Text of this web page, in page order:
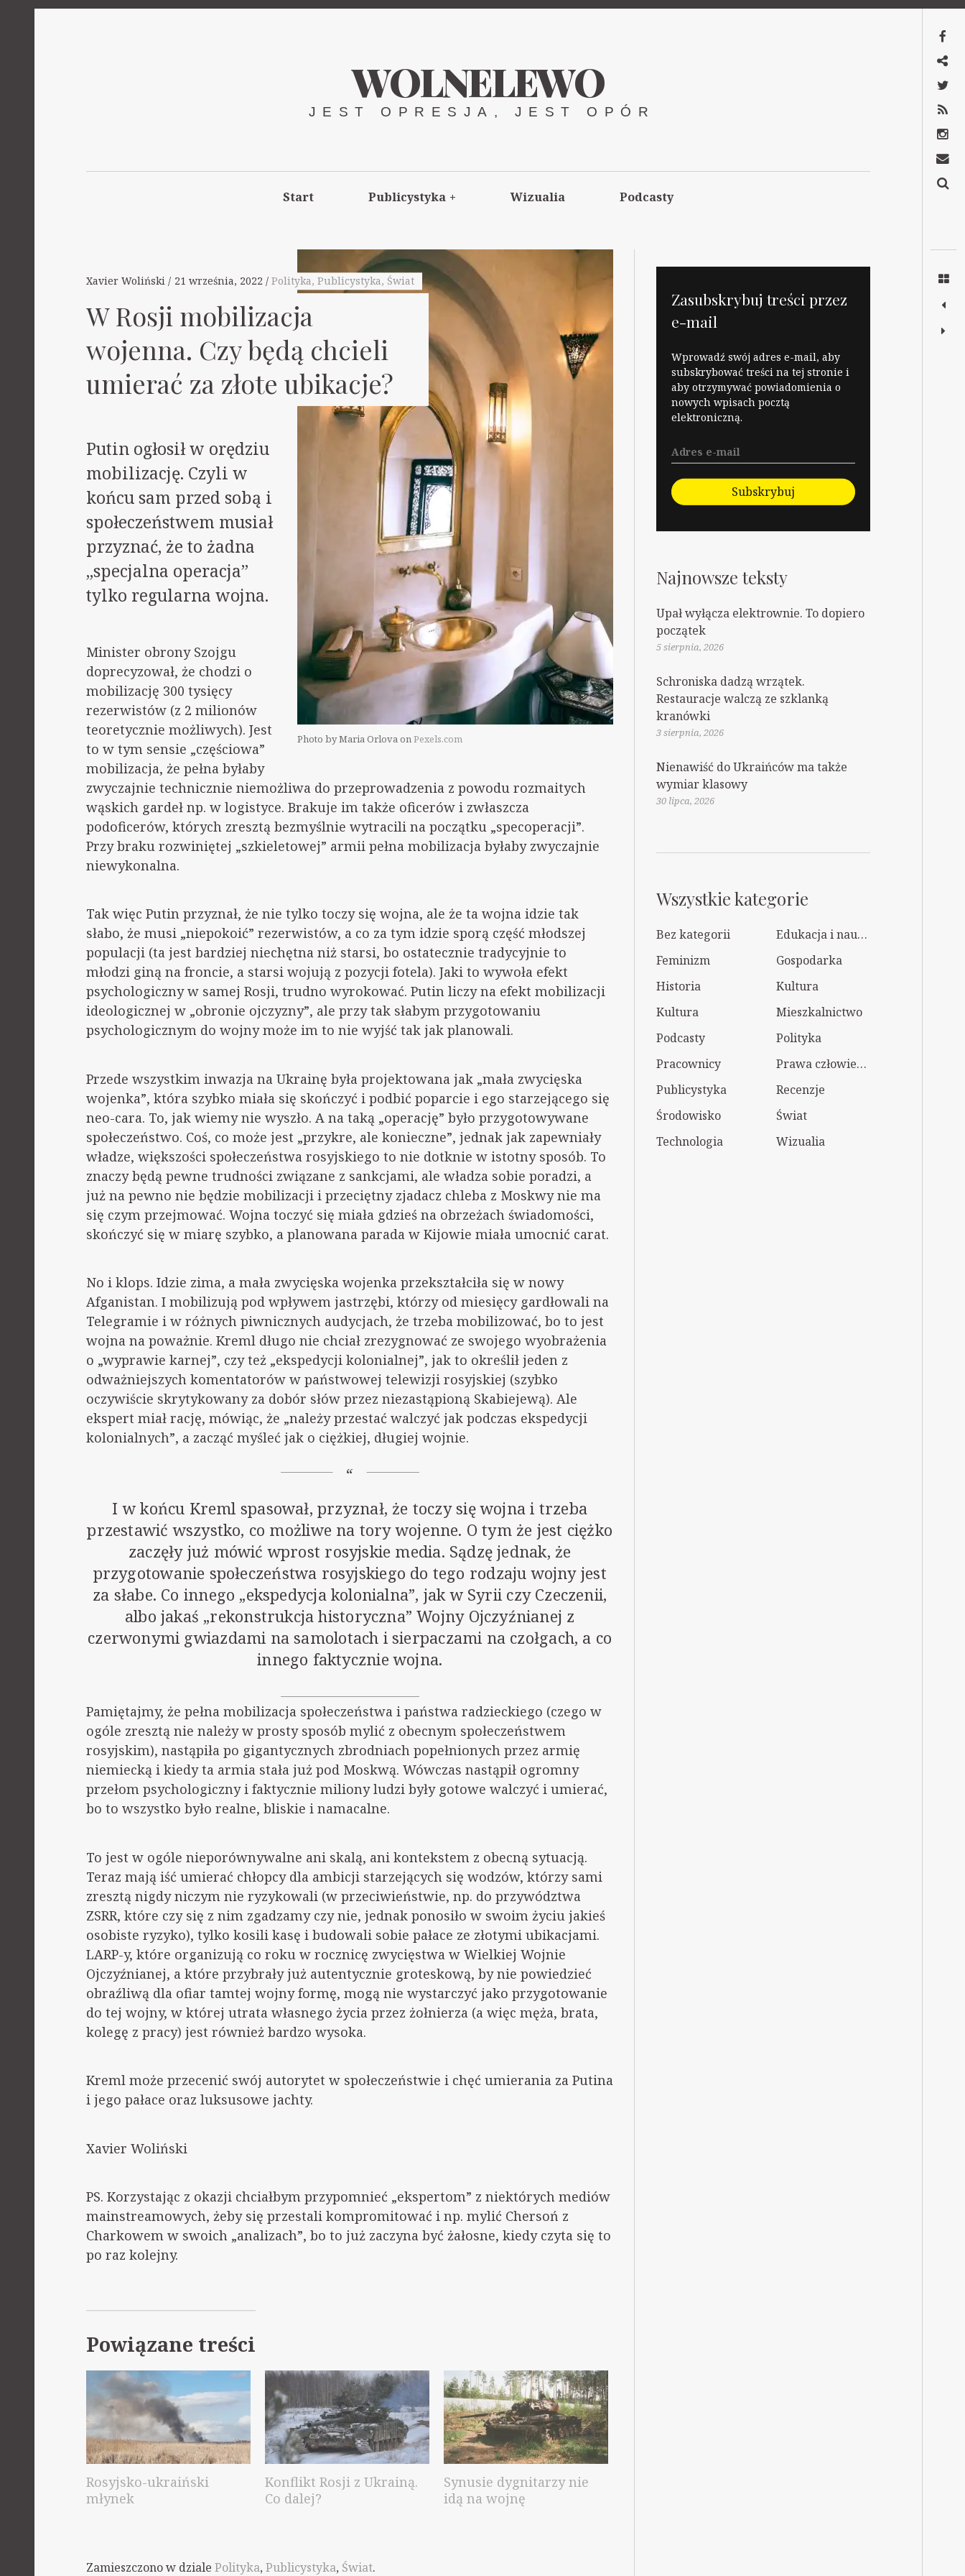
WOLNELEWO
JEST OPRESJA, JEST OPÓR
Start Publicystyka + Wizualia Podcasty
Xavier Woliński 21 września, 2022 Polityka, Publicystyka, Świat
W Rosji mobilizacja
wojenna. Czy będą chcieli
umierać za złote ubikacje?
Photo by Maria Orlova onPexels.com
Putin ogłosił w orędziu
mobilizację. Czyli w
końcu sam przed sobą i
społeczeństwem musiał
przyznać, że to żadna
„specjalna operacja”
tylko regularna wojna.
Minister obrony Szojgu
doprecyzował, że chodzi o
mobilizację 300 tysięcy
rezerwistów (z 2 milionów
teoretycznie możliwych). Jest
to w tym sensie „częściowa”
mobilizacja, że pełna byłaby
zwyczajnie technicznie niemożliwa do przeprowadzenia z powodu rozmaitych
wąskich gardeł np. w logistyce. Brakuje im także oficerów i zwłaszcza
podoficerów, których zresztą bezmyślnie wytracili na początku „specoperacji”.
Przy braku rozwiniętej „szkieletowej” armii pełna mobilizacja byłaby zwyczajnie
niewykonalna.
Tak więc Putin przyznał, że nie tylko toczy się wojna, ale że ta wojna idzie tak
słabo, że musi „niepokoić” rezerwistów, a co za tym idzie sporą część młodszej
populacji (ta jest bardziej niechętna niż starsi, bo ostatecznie tradycyjnie to
młodzi giną na froncie, a starsi wojują z pozycji fotela). Jaki to wywoła efekt
psychologiczny w samej Rosji, trudno wyrokować. Putin liczy na efekt mobilizacji
ideologicznej w „obronie ojczyzny”, ale przy tak słabym przygotowaniu
psychologicznym do wojny może im to nie wyjść tak jak planowali.
Przede wszystkim inwazja na Ukrainę była projektowana jak „mała zwycięska
wojenka”, która szybko miała się skończyć i podbić poparcie i ego starzejącego się
neo-cara. To, jak wiemy nie wyszło. A na taką „operację” było przygotowywane
społeczeństwo. Coś, co może jest „przykre, ale konieczne”, jednak jak zapewniały
władze, większości społeczeństwa rosyjskiego to nie dotknie w istotny sposób. To
znaczy będą pewne trudności związane z sankcjami, ale władza sobie poradzi, a
już na pewno nie będzie mobilizacji i przeciętny zjadacz chleba z Moskwy nie ma
się czym przejmować. Wojna toczyć się miała gdzieś na obrzeżach świadomości,
skończyć się w miarę szybko, a planowana parada w Kijowie miała umocnić carat.
No i klops. Idzie zima, a mała zwycięska wojenka przekształciła się w nowy
Afganistan. I mobilizują pod wpływem jastrzębi, którzy od miesięcy gardłowali na
Telegramie i w różnych piwnicznych audycjach, że trzeba mobilizować, bo to jest
wojna na poważnie. Kreml długo nie chciał zrezygnować ze swojego wyobrażenia
o „wyprawie karnej”, czy też „ekspedycji kolonialnej”, jak to określił jeden z
odważniejszych komentatorów w państwowej telewizji rosyjskiej (szybko
oczywiście skrytykowany za dobór słów przez niezastąpioną Skabiejewą). Ale
ekspert miał rację, mówiąc, że „należy przestać walczyć jak podczas ekspedycji
kolonialnych”, a zacząć myśleć jak o ciężkiej, długiej wojnie.
I w końcu Kreml spasował, przyznał, że toczy się wojna i trzeba
przestawić wszystko, co możliwe na tory wojenne. O tym że jest ciężko
zaczęły już mówić wprost rosyjskie media. Sądzę jednak, że
przygotowanie społeczeństwa rosyjskiego do tego rodzaju wojny jest
za słabe. Co innego „ekspedycja kolonialna”, jak w Syrii czy Czeczenii,
albo jakaś „rekonstrukcja historyczna” Wojny Ojczyźnianej z
czerwonymi gwiazdami na samolotach i sierpaczami na czołgach, a co
innego faktycznie wojna.
Pamiętajmy, że pełna mobilizacja społeczeństwa i państwa radzieckiego (czego w
ogóle zresztą nie należy w prosty sposób mylić z obecnym społeczeństwem
rosyjskim), nastąpiła po gigantycznych zbrodniach popełnionych przez armię
niemiecką i kiedy ta armia stała już pod Moskwą. Wówczas nastąpił ogromny
przełom psychologiczny i faktycznie miliony ludzi były gotowe walczyć i umierać,
bo to wszystko było realne, bliskie i namacalne.
To jest w ogóle nieporównywalne ani skalą, ani kontekstem z obecną sytuacją.
Teraz mają iść umierać chłopcy dla ambicji starzejących się wodzów, którzy sami
zresztą nigdy niczym nie ryzykowali (w przeciwieństwie, np. do przywództwa
ZSRR, które czy się z nim zgadzamy czy nie, jednak ponosiło w swoim życiu jakieś
osobiste ryzyko), tylko kosili kasę i budowali sobie pałace ze złotymi ubikacjami.
LARP-y, które organizują co roku w rocznicę zwycięstwa w Wielkiej Wojnie
Ojczyźnianej, a które przybrały już autentycznie groteskową, by nie powiedzieć
obraźliwą dla ofiar tamtej wojny formę, mogą nie wystarczyć jako przygotowanie
do tej wojny, w której utrata własnego życia przez żołnierza (a więc męża, brata,
kolegę z pracy) jest również bardzo wysoka.
Kreml może przecenić swój autorytet w społeczeństwie i chęć umierania za Putina
i jego pałace oraz luksusowe jachty.
Xavier Woliński
PS. Korzystając z okazji chciałbym przypomnieć „ekspertom” z niektórych mediów
mainstreamowych, żeby się przestali kompromitować i np. mylić Chersoń z
Charkowem w swoich „analizach”, bo to już zaczyna być żałosne, kiedy czyta się to
po raz kolejny.
Powiązane treści
Rosyjsko-ukraiński
młynek
Konflikt Rosji z Ukrainą.
Co dalej?
Synusie dygnitarzy nie
idą na wojnę
Zamieszczono w dziale Polityka, Publicystyka, Świat.
Zasubskrybuj treści przez
e-mail
Wprowadź swój adres e-mail, aby
subskrybować treści na tej stronie i
aby otrzymywać powiadomienia o
nowych wpisach pocztą
elektroniczną.
Subskrybuj
Najnowsze teksty
Upał wyłącza elektrownie. To dopiero
początek
5 sierpnia, 2026
Schroniska dadzą wrzątek.
Restauracje walczą ze szklanką
kranówki
3 sierpnia, 2026
Nienawiść do Ukraińców ma także
wymiar klasowy
30 lipca, 2026
Wszystkie kategorie
Bez kategorii
Edukacja i nauka
Feminizm
Gospodarka
Historia
Kultura
Kultura
Mieszkalnictwo
Podcasty
Polityka
Pracownicy
Prawa człowieka
Publicystyka
Recenzje
Środowisko
Świat
Technologia
Wizualia